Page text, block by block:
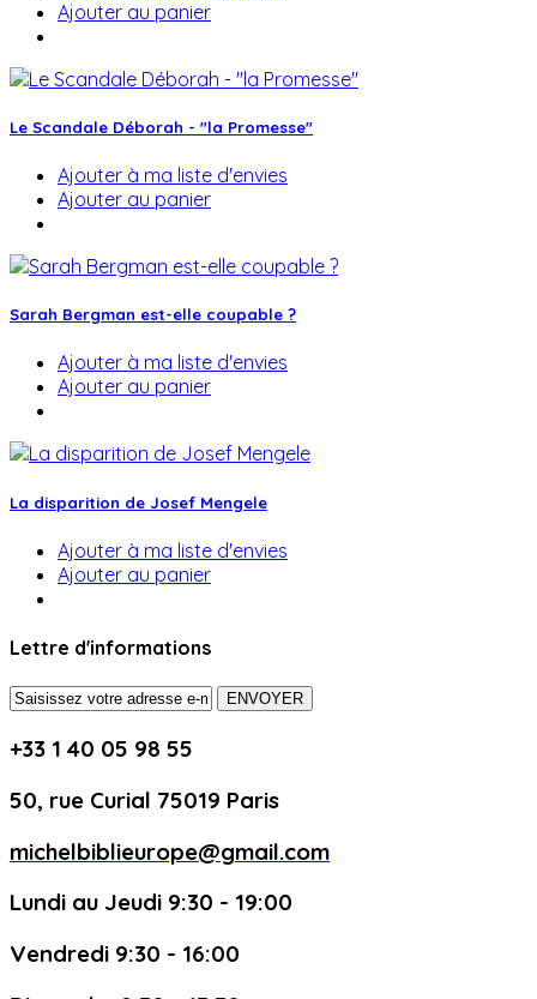
Ajouter au panier
Le Scandale Déborah - "la Promesse"
Ajouter à ma liste d'envies
Ajouter au panier
Sarah Bergman est-elle coupable ?
Ajouter à ma liste d'envies
Ajouter au panier
La disparition de Josef Mengele
Ajouter à ma liste d'envies
Ajouter au panier
Lettre d'informations
ENVOYER
+33 1 40 05 98 55
50, rue Curial 75019 Paris
michelbiblieurope@gmail.com
Lundi au Jeudi 9:30 - 19:00
Vendredi 9:30 - 16:00